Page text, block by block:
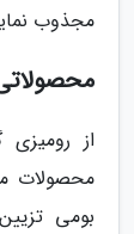
مجذوب
از
محصولات
بومی